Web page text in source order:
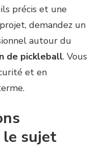
précis et une
demandez un
autour du
de pickleball. Vous
et en
sujet